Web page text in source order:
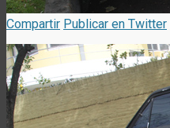
Compartir Publicar en Twitter